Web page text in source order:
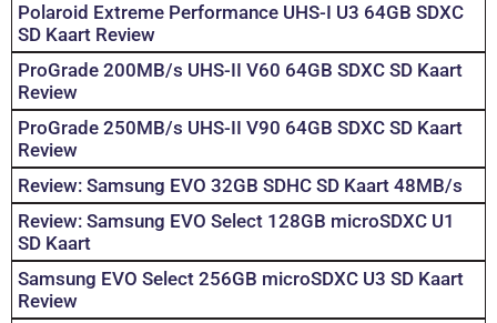
Polaroid Extreme Performance UHS-I U3 64GB SDXC
SD Kaart Review
ProGrade 200MB/s UHS-II V60 64GB SDXC SD Kaart
Review
ProGrade 250MB/s UHS-II V90 64GB SDXC SD Kaart
Review
Review: Samsung EVO 32GB SDHC SD Kaart 48MB/s
Review: Samsung EVO Select 128GB microSDXC U1
SD Kaart
Samsung EVO Select 256GB microSDXC U3 SD Kaart
Review